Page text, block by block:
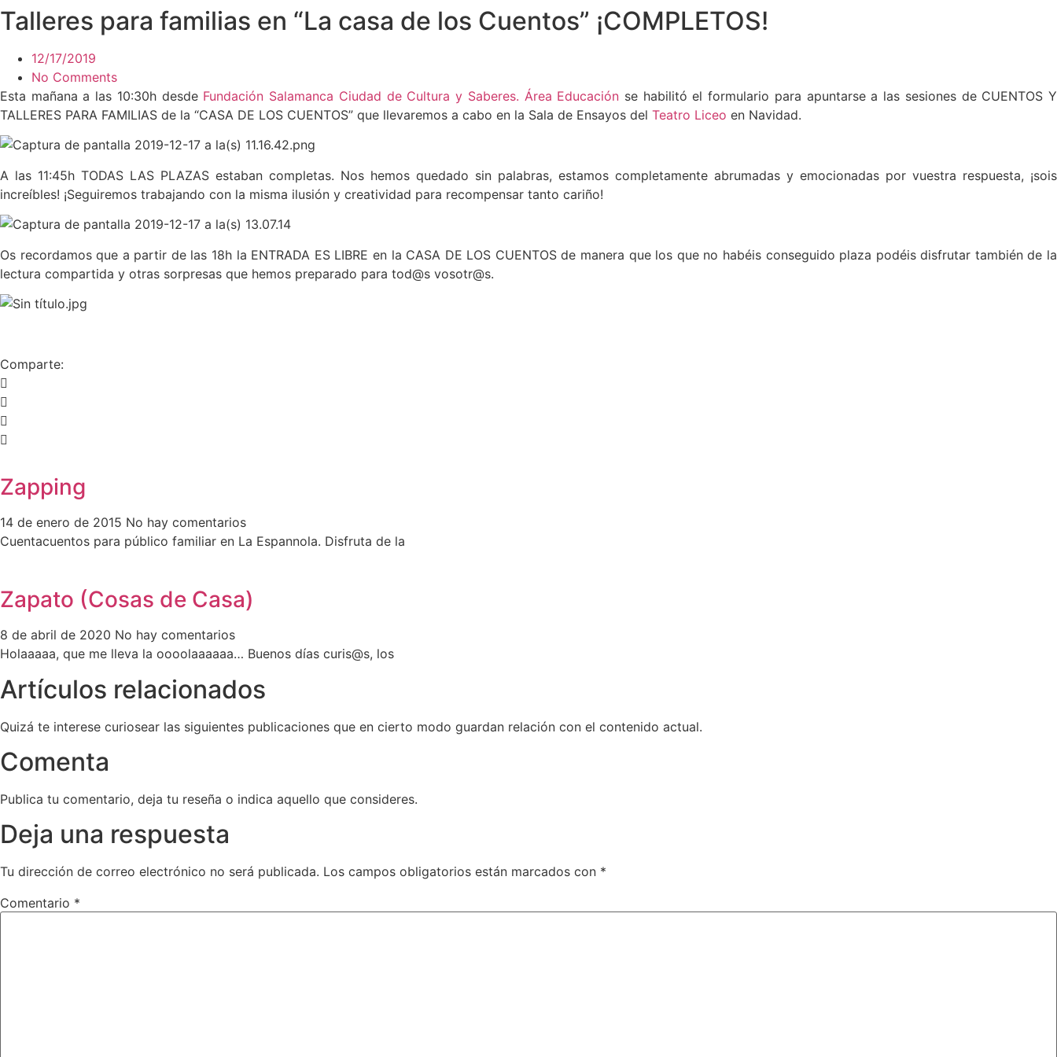
Saltar
al
contenido
Talleres para familias en “La casa de los Cuentos” ¡COMPLETOS!
12/17/2019
No Comments
Esta mañana a las 10:30h desde Fundación Salamanca Ciudad de Cultura y Saberes. Área Educación se habilitó el formulario para apuntarse a las sesiones de CUENTOS Y
TALLERES PARA FAMILIAS de la “CASA DE LOS CUENTOS” que llevaremos a cabo en la Sala de Ensayos del Teatro Liceo en Navidad.
A las 11:45h TODAS LAS PLAZAS estaban completas. Nos hemos quedado sin palabras, estamos completamente abrumadas y emocionadas por vuestra respuesta, ¡sois
increíbles! ¡Seguiremos trabajando con la misma ilusión y creatividad para recompensar tanto cariño!
Os recordamos que a partir de las 18h la ENTRADA ES LIBRE en la CASA DE LOS CUENTOS de manera que los que no habéis conseguido plaza podéis disfrutar también de la
lectura compartida y otras sorpresas que hemos preparado para tod@s vosotr@s.
Comparte:
Zapping
14 de enero de 2015 No hay comentarios
Cuentacuentos para público familiar en La Espannola. Disfruta de la
Zapato (Cosas de Casa)
8 de abril de 2020 No hay comentarios
Holaaaaa, que me lleva la oooolaaaaaa… Buenos días curis@s, los
Artículos relacionados
Quizá te interese curiosear las siguientes publicaciones que en cierto modo guardan relación con el contenido actual.
Comenta
Publica tu comentario, deja tu reseña o indica aquello que consideres.
Deja una respuesta
Tu dirección de correo electrónico no será publicada. Los campos obligatorios están marcados con *
Comentario *